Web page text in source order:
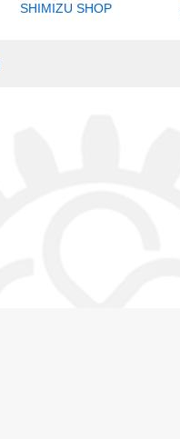
SHIMIZU SHOP